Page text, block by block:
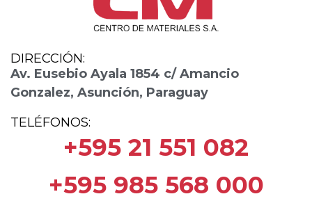
DIRECCIÓN:
Av. Eusebio Ayala 1854 c/ Amancio
Gonzalez, Asunción, Paraguay
TELÉFONOS:
+595 21 551 082
+595 985 568 000